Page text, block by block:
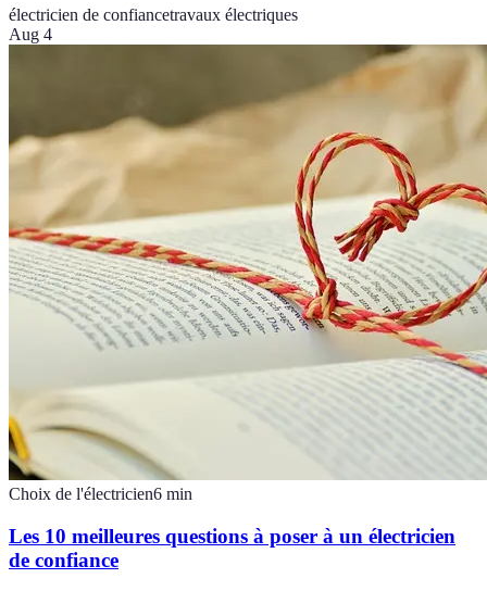
électricien de confiancetravaux électriques
Aug 4
Choix de l'électricien6 min
Les 10 meilleures questions à poser à un électricien
de confiance